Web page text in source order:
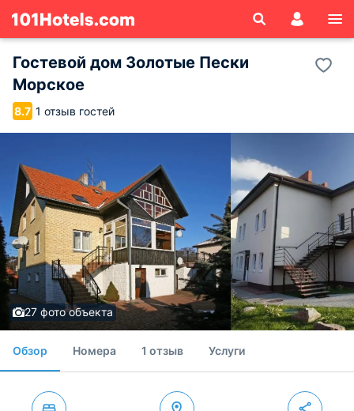
Гостевой дом Золотые Пески
Морское
8.7 1 отзыв гостей
27 фото объекта
Обзор Номера 1 отзыв Услуги